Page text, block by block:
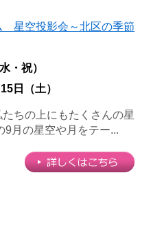
星空投影会～北区の季節
・祝）
日（土）
ちの上にもたくさんの星
9月の星空や月をテー...